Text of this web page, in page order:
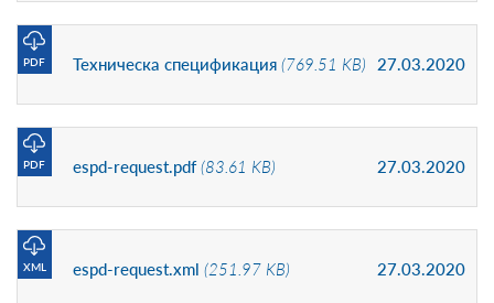
Техническа спецификация (769.51 KB) 27.03.2020
PDF
espd-request.pdf (83.61 KB) 27.03.2020
PDF
espd-request.xml (251.97 KB) 27.03.2020
XML